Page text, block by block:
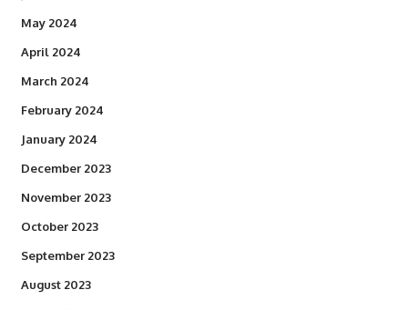
May 2024
April 2024
March 2024
February 2024
January 2024
December 2023
November 2023
October 2023
September 2023
August 2023